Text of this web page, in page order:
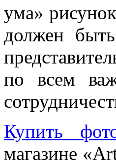
ума»
должен
по всем
Купить
магазине